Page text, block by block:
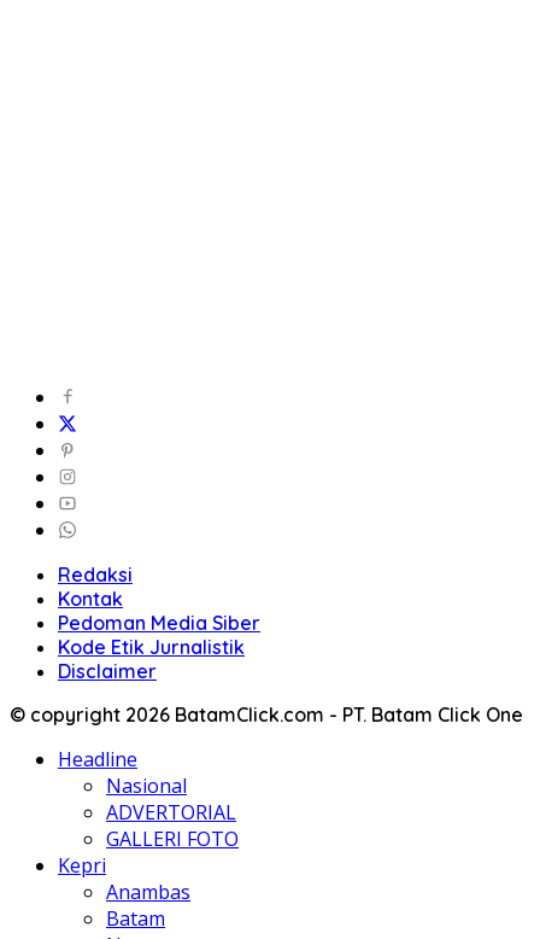
Redaksi
Kontak
Pedoman Media Siber
Kode Etik Jurnalistik
Disclaimer
© copyright 2026 BatamClick.com - PT. Batam Click One
Headline
Nasional
ADVERTORIAL
GALLERI FOTO
Kepri
Anambas
Batam